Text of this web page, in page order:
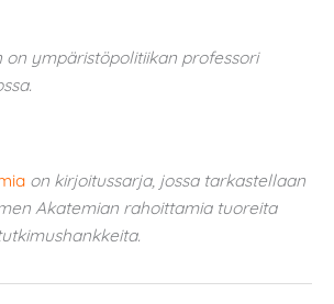
on ympäristöpolitiikan professori
on kirjoitussarja, jossa tarkastellaan
Akatemian rahoittamia tuoreita